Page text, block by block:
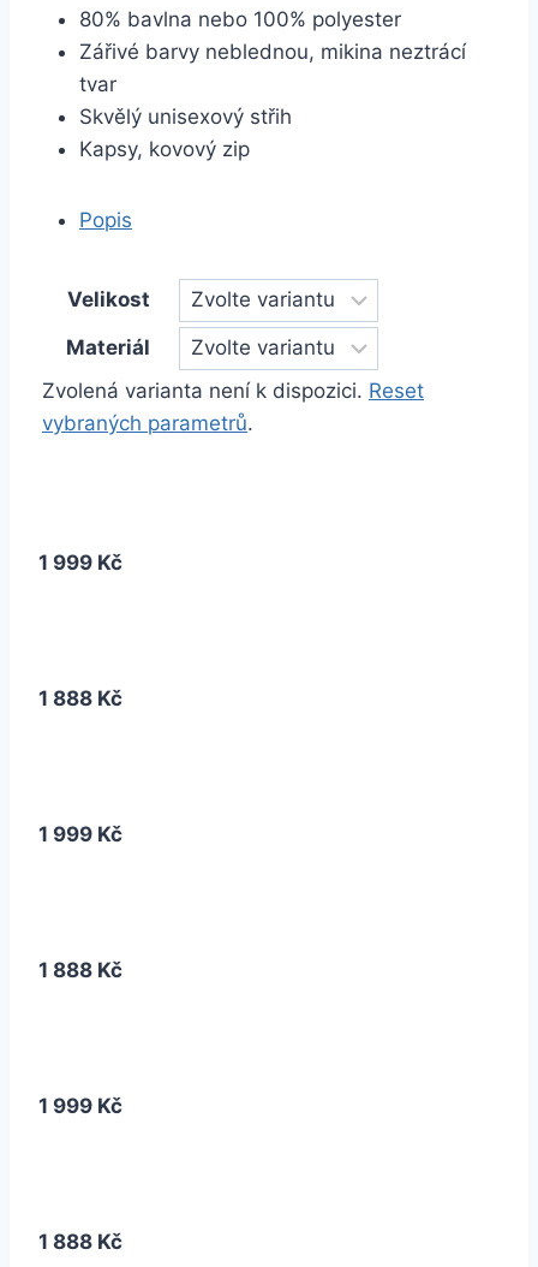
80% bavlna nebo 100% polyester
Zářivé barvy neblednou, mikina neztrácí
tvar
Skvělý unisexový střih
Kapsy, kovový zip
Popis
Velikost
Materiál
Zvolená varianta není k dispozici. Reset
vybraných parametrů.
1 999 Kč
1 888 Kč
1 999 Kč
1 888 Kč
1 999 Kč
1 888 Kč